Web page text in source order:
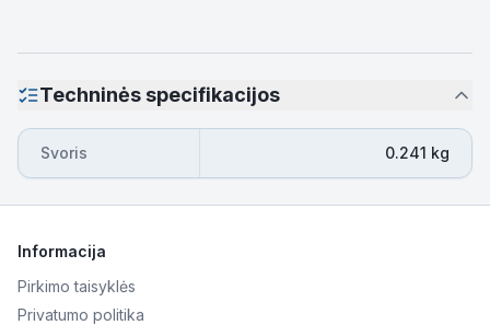
Techninės specifikacijos
Svoris 0.241 kg
Informacija
Pirkimo taisyklės
Privatumo politika